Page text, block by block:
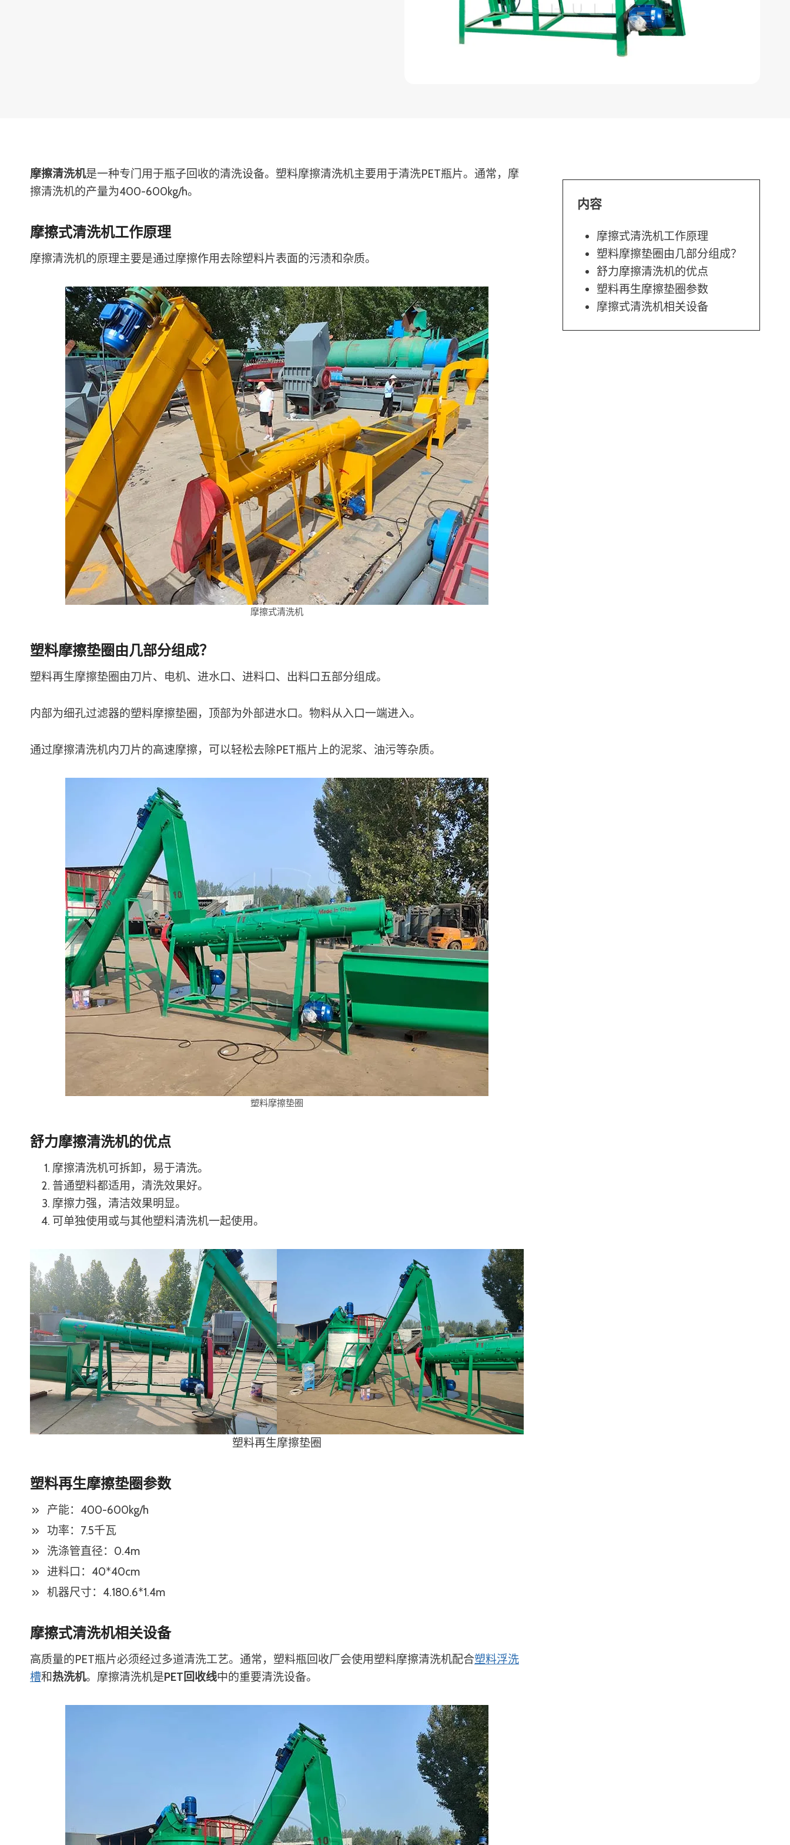
摩擦清洗机是一种专门用于瓶子回收的清洗设备。塑料摩擦清洗机主要用于清洗PET瓶片。通常，摩
擦清洗机的产量为400-600kg/h。
摩擦式清洗机工作原理
摩擦清洗机的原理主要是通过摩擦作用去除塑料片表面的污渍和杂质。
摩擦式清洗机
塑料摩擦垫圈由几部分组成？
塑料再生摩擦垫圈由刀片、电机、进水口、进料口、出料口五部分组成。
内部为细孔过滤器的塑料摩擦垫圈，顶部为外部进水口。物料从入口一端进入。
通过摩擦清洗机内刀片的高速摩擦，可以轻松去除PET瓶片上的泥浆、油污等杂质。
塑料摩擦垫圈
舒力摩擦清洗机的优点
摩擦清洗机可拆卸，易于清洗。
普通塑料都适用，清洗效果好。
摩擦力强，清洁效果明显。
可单独使用或与其他塑料清洗机一起使用。
塑料再生摩擦垫圈
塑料再生摩擦垫圈参数
产能：400-600kg/h
功率：7.5千瓦
洗涤管直径：0.4m
进料口：40*40cm
机器尺寸：4.180.6*1.4m
摩擦式清洗机相关设备
高质量的PET瓶片必须经过多道清洗工艺。通常，塑料瓶回收厂会使用塑料摩擦清洗机配合塑料浮洗
槽和热洗机。摩擦清洗机是PET回收线中的重要清洗设备。
内容
摩擦式清洗机工作原理
塑料摩擦垫圈由几部分组成？
舒力摩擦清洗机的优点
塑料再生摩擦垫圈参数
摩擦式清洗机相关设备